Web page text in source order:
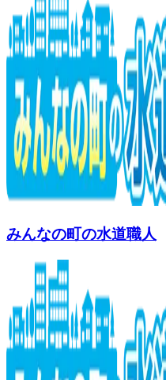
みんなの町の水道職人